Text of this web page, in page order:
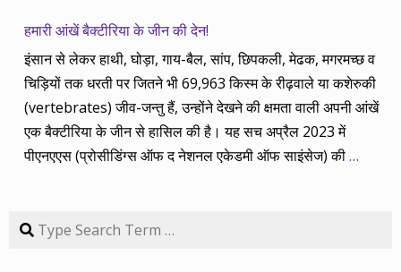
हमारी आंखें बैक्टीरिया के जीन की देन!
इंसान से लेकर हाथी, घोड़ा, गाय-बैल, सांप, छिपकली, मेढक, मगरमच्छ व
चिड़ियों तक धरती पर जितने भी 69,963 किस्म के रीढ़वाले या कशेरुकी
(vertebrates) जीव-जन्तु हैं, उन्होंने देखने की क्षमता वाली अपनी आंखें
एक बैक्टीरिया के जीन से हासिल की है। यह सच अप्रैल 2023 में
पीएनएएस (प्रोसीडिंग्स ऑफ द नेशनल एकेडमी ऑफ साइंसेज) की…
Search